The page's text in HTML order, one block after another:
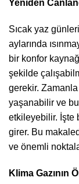
Yeniden
Sıcak yaz
aylarında
bir konfor
şekilde
gerekir.
yaşanabilir ve bu
etkileyebilir. İşte
girer. Bu
ve önemli
Klima Gazının